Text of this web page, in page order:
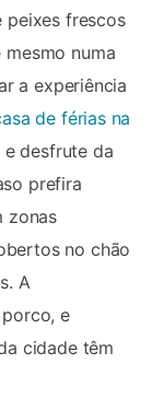
peixes frescos
numa
a experiência
de férias na
e desfrute da
prefira
zonas
no chão
A
e
cidade têm